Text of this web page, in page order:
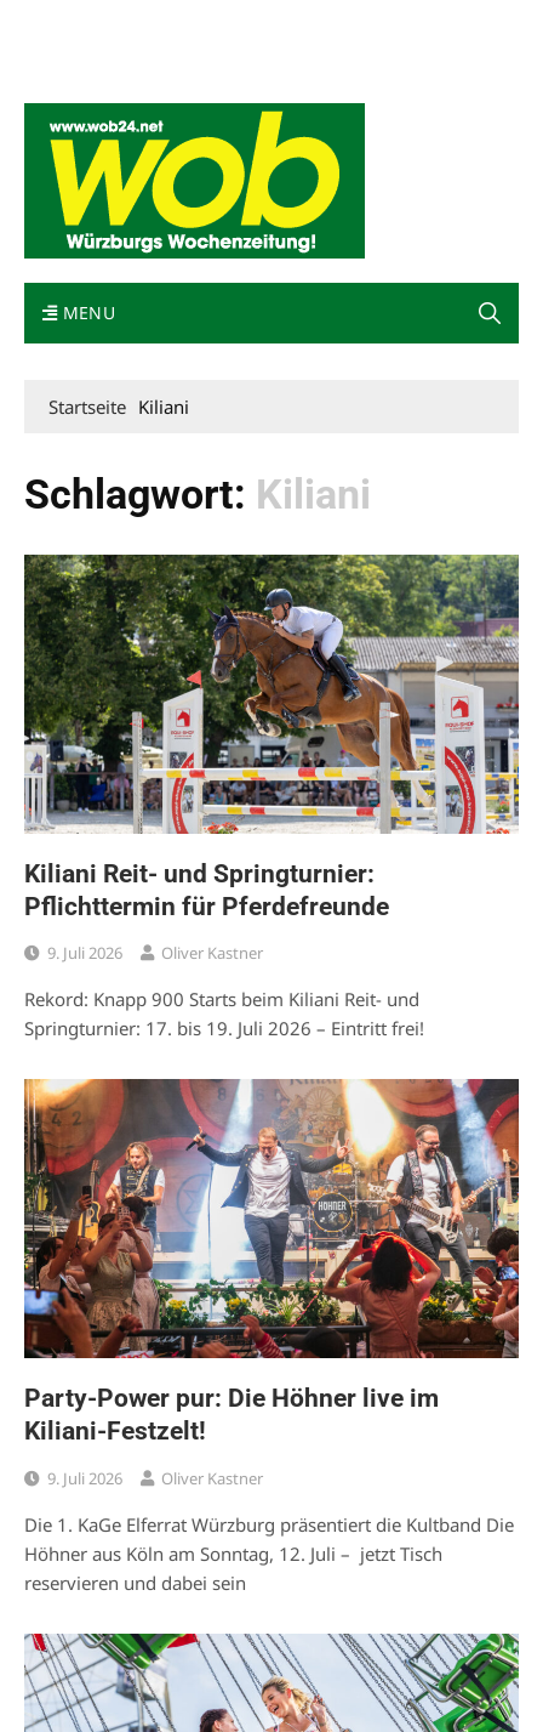
MENU
Startseite Kiliani
Schlagwort: Kiliani
Kiliani Reit- und Springturnier:
Pflichttermin für Pferdefreunde
9. Juli 2026 Oliver Kastner
Rekord: Knapp 900 Starts beim Kiliani Reit- und
Springturnier: 17. bis 19. Juli 2026 – Eintritt frei!
Party-Power pur: Die Höhner live im
Kiliani-Festzelt!
9. Juli 2026 Oliver Kastner
Die 1. KaGe Elferrat Würzburg präsentiert die Kultband Die
Höhner aus Köln am Sonntag, 12. Juli – jetzt Tisch
reservieren und dabei sein